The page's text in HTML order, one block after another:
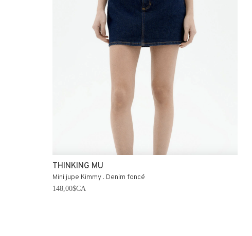
THINKING MU
Mini jupe Kimmy . Denim foncé
148,00$CA